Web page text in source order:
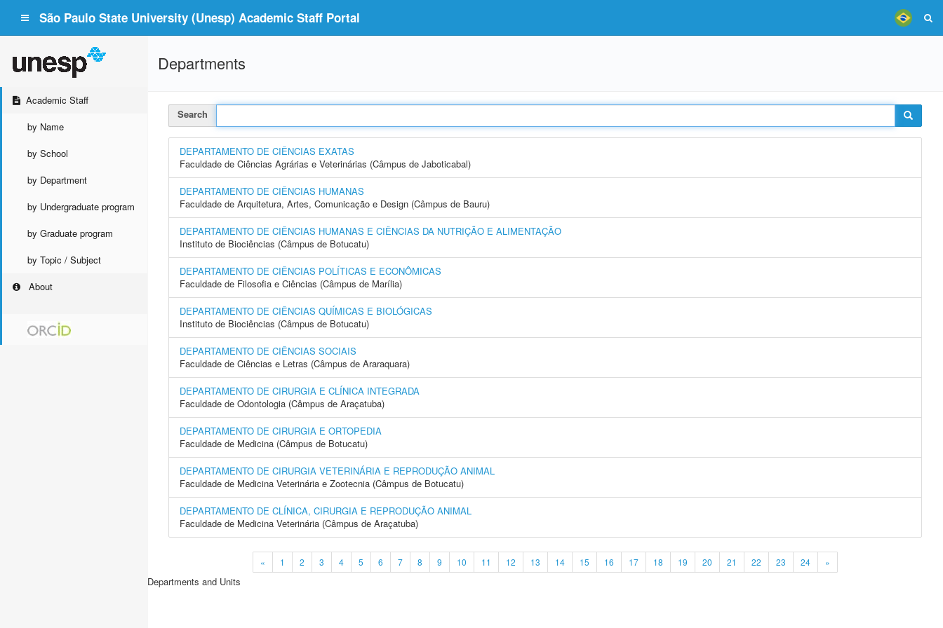
São Paulo State University (Unesp) Academic Staff Portal
Academic Staff
by Name
by School
by Department
by Undergraduate program
by Graduate program
by Topic / Subject
About
Departments
Search
DEPARTAMENTO DE CIÊNCIAS EXATAS
Faculdade de Ciências Agrárias e Veterinárias (Câmpus de Jaboticabal)
DEPARTAMENTO DE CIÊNCIAS HUMANAS
Faculdade de Arquitetura, Artes, Comunicação e Design (Câmpus de Bauru)
DEPARTAMENTO DE CIÊNCIAS HUMANAS E CIÊNCIAS DA NUTRIÇÃO E ALIMENTAÇÃO
Instituto de Biociências (Câmpus de Botucatu)
DEPARTAMENTO DE CIÊNCIAS POLÍTICAS E ECONÔMICAS
Faculdade de Filosofia e Ciências (Câmpus de Marília)
DEPARTAMENTO DE CIÊNCIAS QUÍMICAS E BIOLÓGICAS
Instituto de Biociências (Câmpus de Botucatu)
DEPARTAMENTO DE CIÊNCIAS SOCIAIS
Faculdade de Ciências e Letras (Câmpus de Araraquara)
DEPARTAMENTO DE CIRURGIA E CLÍNICA INTEGRADA
Faculdade de Odontologia (Câmpus de Araçatuba)
DEPARTAMENTO DE CIRURGIA E ORTOPEDIA
Faculdade de Medicina (Câmpus de Botucatu)
DEPARTAMENTO DE CIRURGIA VETERINÁRIA E REPRODUÇÃO ANIMAL
Faculdade de Medicina Veterinária e Zootecnia (Câmpus de Botucatu)
DEPARTAMENTO DE CLÍNICA, CIRURGIA E REPRODUÇÃO ANIMAL
Faculdade de Medicina Veterinária (Câmpus de Araçatuba)
« 1 2 3 4 5 6 7 8 9 10 11 12 13 14 15 16 17 18 19 20 21 22 23 24 »
Departments and Units